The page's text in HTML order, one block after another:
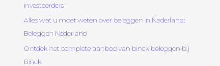
investeerders
Alles wat u moet weten over beleggen in Nederland:
Beleggen Nederland
Ontdek het complete aanbod van binck beleggen bij
Binck